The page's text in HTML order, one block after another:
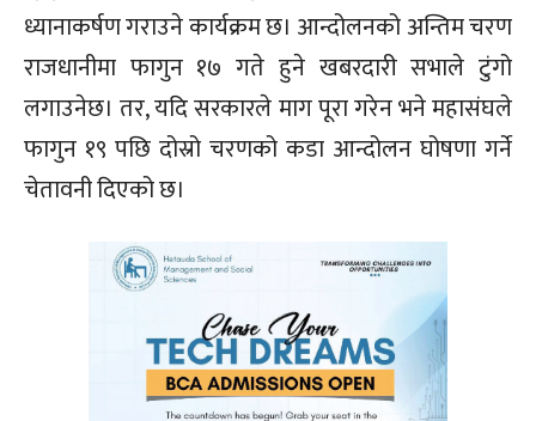
ध्यानाकर्षण गराउने कार्यक्रम छ। आन्दोलनको अन्तिम चरण
राजधानीमा फागुन १७ गते हुने खबरदारी सभाले टुंगो
लगाउनेछ। तर, यदि सरकारले माग पूरा गरेन भने महासंघले
फागुन १९ पछि दोस्रो चरणको कडा आन्दोलन घोषणा गर्ने
चेतावनी दिएको छ।